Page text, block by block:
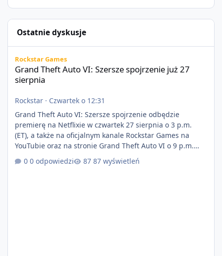
Ostatnie dyskusje
Rockstar Games
Grand Theft Auto VI: Szersze spojrzenie już 27
sierpnia
Rockstar · Czwartek o 12:31
Grand Theft Auto VI: Szersze spojrzenie odbędzie
premierę na Netflixie w czwartek 27 sierpnia o 3 p.m.
(ET), a także na oficjalnym kanale Rockstar Games na
YouTubie oraz na stronie Grand Theft Auto VI o 9 p.m.
(ET) 27 sierpnia. https://netflix.com/GTAVI Grand Theft
Auto VI będzie dostępne 19 listopada na PlayStation 5
0 odpowiedzi 87 wyświetleń